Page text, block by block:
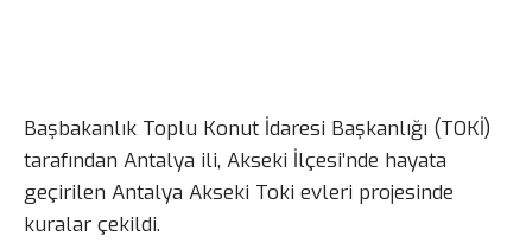
Başbakanlık Toplu Konut İdaresi Başkanlığı (TOKİ)
tarafından Antalya ili, Akseki İlçesi’nde hayata
geçirilen Antalya Akseki Toki evleri projesinde
kuralar çekildi.